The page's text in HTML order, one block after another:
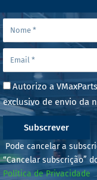
Autorizo a
exclusivo de envio da
Subscrever
Pode cancelar a
“Cancelar subscrição”
Política de Privacidade